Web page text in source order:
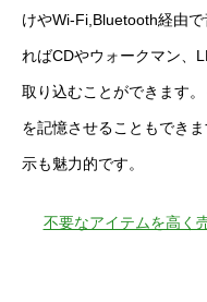
けやWi-Fi,Bluetooth経由
ればCDやウォークマン、
取り込むことができます
を記憶させることもでき
示も魅力的です。
不要なアイテムを高く